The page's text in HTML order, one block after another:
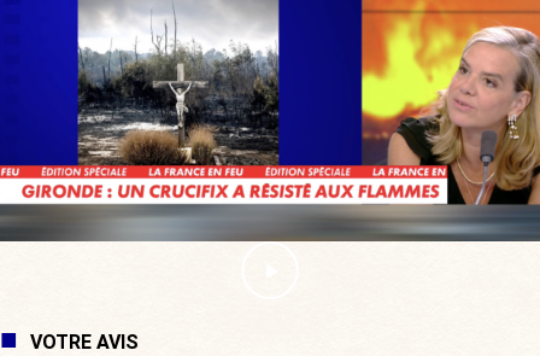
VOTRE AVIS